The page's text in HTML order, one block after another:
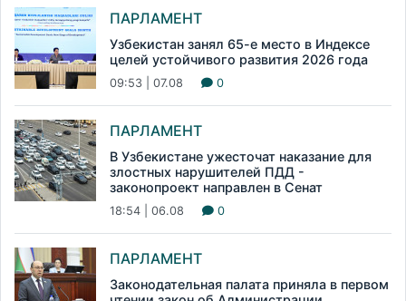
ПАРЛАМЕНТ
Узбекистан занял 65-е место в Индексе
целей устойчивого развития 2026 года
09:53 | 07.08 0
ПАРЛАМЕНТ
В Узбекистане ужесточат наказание для
злостных нарушителей ПДД -
законопроект направлен в Сенат
18:54 | 06.08 0
ПАРЛАМЕНТ
Законодательная палата приняла в первом